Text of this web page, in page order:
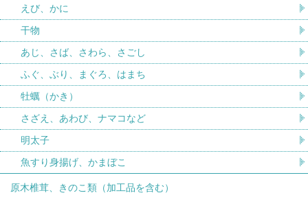
えび、かに
干物
あじ、さば、さわら、さごし
ふぐ、ぶり、まぐろ、はまち
牡蠣（かき）
さざえ、あわび、ナマコなど
明太子
魚すり身揚げ、かまぼこ
原木椎茸、きのこ類（加工品を含む）